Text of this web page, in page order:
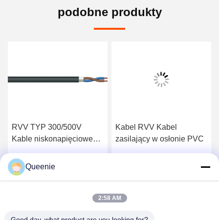
podobne produkty
RVV TYP 300/500V
Kable niskonapięciowe
kabel w osłonie PVC
Uzyskaj najlepszą cenę
Kabel RVV Kabel
zasilający w osłonie PVC
Queenie
2:58 AM